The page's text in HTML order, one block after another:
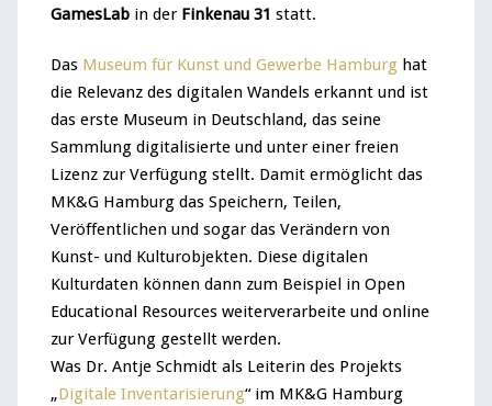
GamesLab in derFinkenau 31 statt.
Das Museum für Kunst und Gewerbe Hamburg hat
die Relevanz des digitalen Wandels erkannt und ist
das erste Museum in Deutschland, das seine
Sammlung digitalisierte und unter einer freien
Lizenz zur Verfügung stellt. Damit ermöglicht das
MK&G Hamburg das Speichern, Teilen,
Veröffentlichen und sogar das Verändern von
Kunst- und Kulturobjekten. Diese digitalen
Kulturdaten können dann zum Beispiel in Open
Educational Resources weiterverarbeite und online
zur Verfügung gestellt werden.
Was Dr. Antje Schmidt als Leiterin des Projekts
„Digitale Inventarisierung“ im MK&G Hamburg